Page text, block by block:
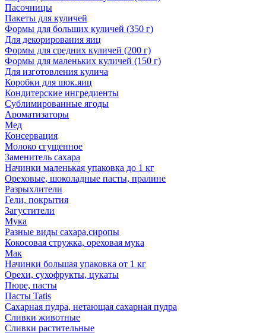
Пасочницы
Пакеты для куличей
Формы для больших куличей (350 г)
Для декорирования яиц
Формы для средних куличей (200 г)
Формы для маленьких куличей (150 г)
Для изготовления кулича
Коробки для шок.яиц
Кондитерские ингредиенты
Сублимированные ягоды
Ароматизаторы
Мед
Консервация
Молоко сгущенное
Заменитель сахара
Начинки маленькая упаковка до 1 кг
Ореховые, шоколадные пасты, пралине
Разрыхлители
Гели, покрытия
Загустители
Мука
Разные виды сахара,сиропы
Кокосовая стружка, ореховая мука
Мак
Начинки большая упаковка от 1 кг
Орехи, сухофрукты, цукаты
Пюре, пасты
Пасты Tatis
Сахарная пудра, нетающая сахарная пудра
Сливки животные
Сливки растительные